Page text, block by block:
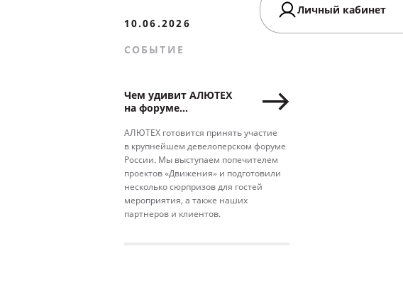
10.06.2026
СОБЫТИЕ
Чем удивит АЛЮТЕХ
на форуме
«Движение»
АЛЮТЕХ готовится принять участие
в крупнейшем девелоперском форуме
России. Мы выступаем попечителем
проектов «Движения» и подготовили
несколько сюрпризов для гостей
мероприятия, а также наших
партнеров и клиентов.
Личный кабинет